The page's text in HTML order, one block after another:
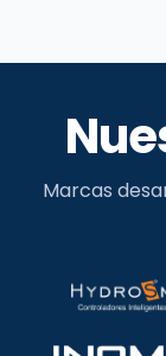
Marcas